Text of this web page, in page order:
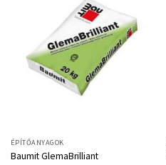
ÉPÍTŐANYAGOK
Baumit GlemaBrilliant